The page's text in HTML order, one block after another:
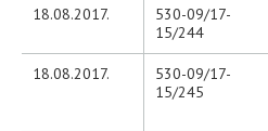
18.08.2017.
530-09/17-
15/244
18.08.2017.
530-09/17-
15/245